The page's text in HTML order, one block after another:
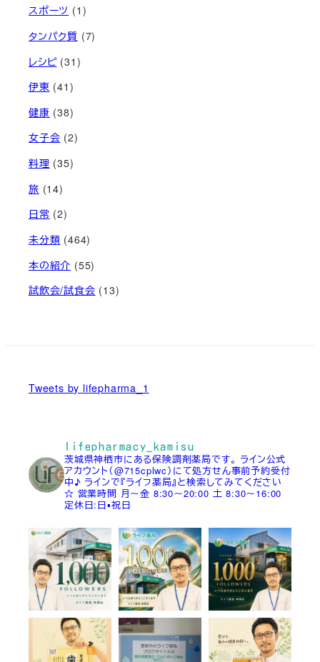
スポーツ (1)
タンパク質 (7)
レシピ(31)
伊東 (41)
健康 (38)
女子会 (2)
料理 (35)
旅 (14)
日常 (2)
未分類 (464)
本の紹介 (55)
試飲会/試食会 (13)
Tweets by lifepharma_1
lifepharmacy_kamisu
茨城県神栖市にある保険調剤薬局です。 ライン公式
アカウント（@715cplwc）にて処方せん事前予約受付
中♪ ラインで『ライフ薬局』と検索してみてください
☆ 営業時間 月～金 8:30～20:00 土 8:30～16:00
定休日:日▪祝日